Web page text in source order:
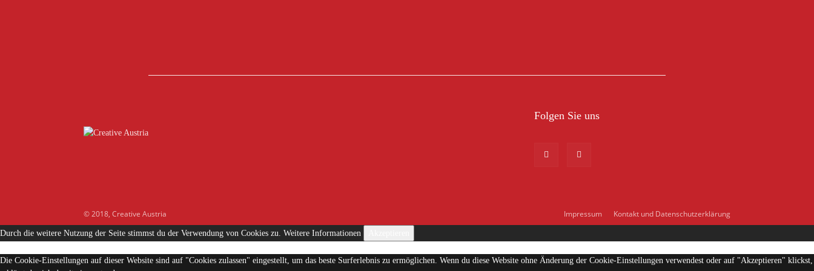
Folgen Sie uns
Impressum Kontakt und Datenschutzerklärung
© 2018, Creative Austria
Durch die weitere Nutzung der Seite stimmst du der Verwendung von Cookies zu. Weitere Informationen
Die Cookie-Einstellungen auf dieser Website sind auf "Cookies zulassen" eingestellt, um das beste Surferlebnis zu ermöglichen. Wenn du diese Website ohne Änderung der Cookie-Einstellungen verwendest oder auf "Akzeptieren" klickst,